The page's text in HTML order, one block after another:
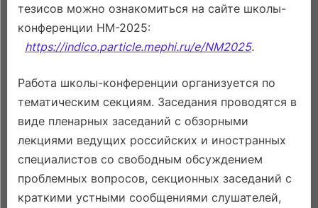
тезисов можно ознакомиться на сайте школы-
конференции НМ-2025:
https://indico.particle.mephi.ru/e/NM2025.
Работа школы-конференции организуется по
тематическим секциям. Заседания проводятся в
виде пленарных заседаний с обзорными
лекциями ведущих российских и иностранных
специалистов со свободным обсуждением
проблемных вопросов, секционных заседаний с
краткими устными сообщениями слушателей,